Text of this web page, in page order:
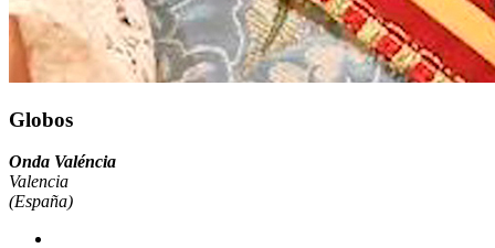
Globos
Onda Valéncia
Valencia
(España)